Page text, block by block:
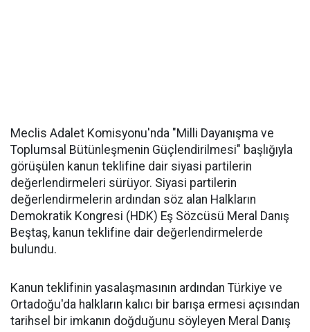
Meclis Adalet Komisyonu'nda "Milli Dayanışma ve
Toplumsal Bütünleşmenin Güçlendirilmesi" başlığıyla
görüşülen kanun teklifine dair siyasi partilerin
değerlendirmeleri sürüyor. Siyasi partilerin
değerlendirmelerin ardından söz alan Halkların
Demokratik Kongresi (HDK) Eş Sözcüsü Meral Danış
Beştaş, kanun teklifine dair değerlendirmelerde
bulundu.
Kanun teklifinin yasalaşmasının ardından Türkiye ve
Ortadoğu'da halkların kalıcı bir barışa ermesi açısından
tarihsel bir imkanın doğduğunu söyleyen Meral Danış